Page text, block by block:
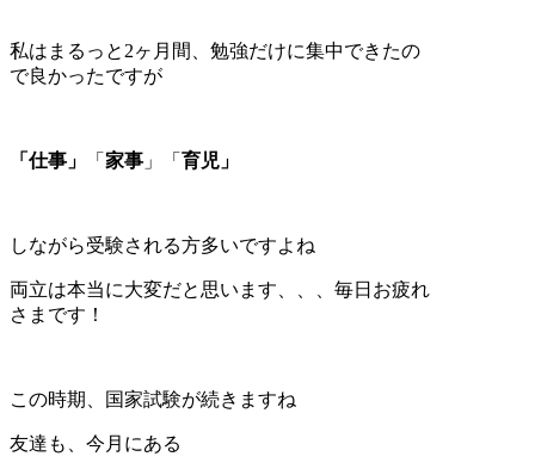
私はまるっと2ヶ月間、勉強だけに集中できたの
で良かったですが
「仕事」 「 家事 」「 育児」
しながら受験される方多いですよね
両立は本当に大変だと思います、、、毎日お疲れ
さまです！
この時期、国家試験が続きますね
友達も、今月にある